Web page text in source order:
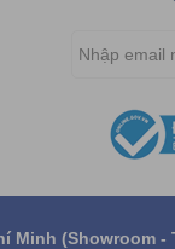
Minh (Showroom -